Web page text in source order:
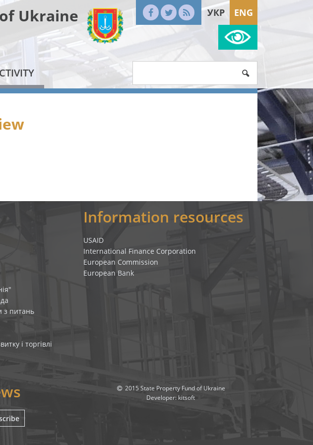
Ukraine УКР ENG
з питань
і торгівлі
Information resources
USAID
International Finance Corporation
European Commission
European Bank
2015 State Property Fund of Ukraine
Developer: kitsoft